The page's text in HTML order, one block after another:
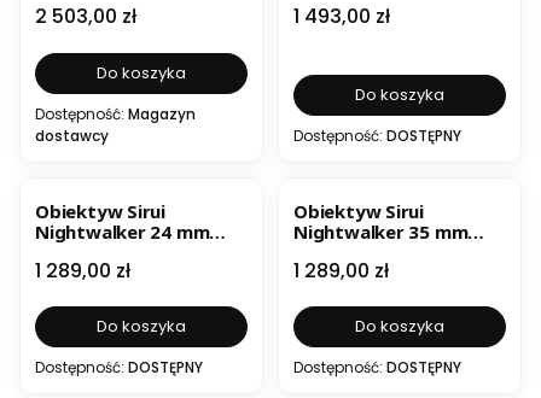
Cena
2 503,00 zł
Do koszyka
Dostępność: Magazyn
dostawcy
Cena
1 493,00 zł
Do koszyka
Dostępność: DOSTĘPNY
Obiektyw Sirui
Nightwalker 24 mm
Cena
1 289,00 zł
Do koszyka
Dostępność: DOSTĘPNY
Obiektyw Sirui
Nightwalker 35 mm
Cena
1 289,00 zł
Do koszyka
Dostępność: DOSTĘPNY